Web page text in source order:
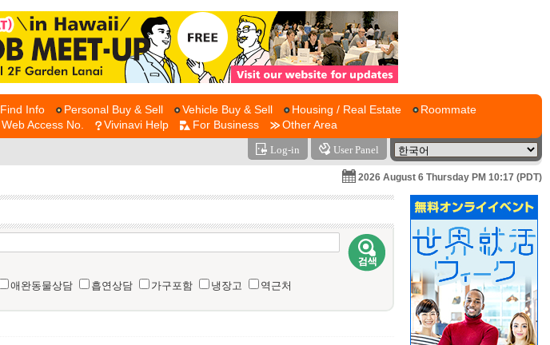
Find Info Personal Buy & Sell Vehicle Buy & Sell Housing / Real Estate
Roommate
Web Access No. Vivinavi Help For Business Other Area
Log-in User Panel
2026 August 6 Thursday PM 10:17 (PDT)
애완동물상담 흡연상담 가구포함 냉장고
역근처